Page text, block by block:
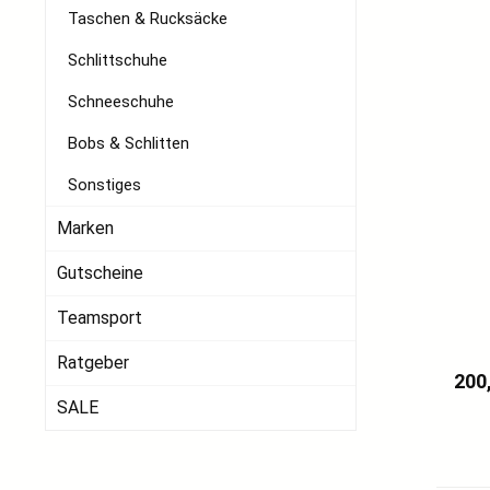
Taschen & Rucksäcke
Schlittschuhe
Schneeschuhe
Bobs & Schlitten
Sonstiges
Marken
Gutscheine
Teamsport
Ratgeber
SALE